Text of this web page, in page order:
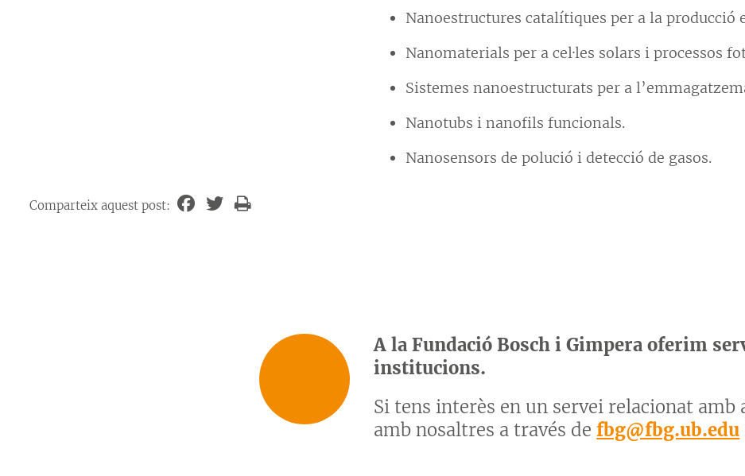
Nanoestructures catalítiques per a la producció
Nanomaterials per a cel·les solars i processos
Sistemes nanoestructurats per a
Nanotubs i nanofils funcionals.
Nanosensors de polució i detecció de gasos.
Comparteix aquest post:
A la Fundació Bosch i Gimpera oferim
institucions.
Si tens interès en un servei relacionat amb
amb nosaltres a través defbg@fbg.ub.edu